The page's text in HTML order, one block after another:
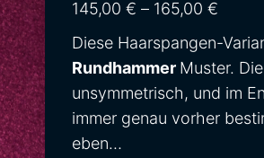
145,00 € – 165,00 €
Diese Haarspangen-
Rundhammer Muster.
unsymmetrisch, und im
immer genau vorher
eben…